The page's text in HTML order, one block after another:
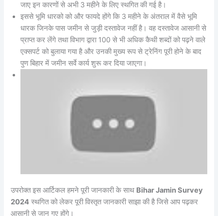
जाए इन कारणों से अभी 3 महीने के लिए स्थगित की गई है।
इससे भूमि धारको को और फायदे होंगे कि 3 महीने के अंतराल में वैसे भूमि
धारक जिनके पास जमीन से जुड़ी दस्तावेज नहीं है। वह दस्तावेज आसानी से
प्राप्त कर लेंगे तथा विभाग द्वारा 100 से भी अधिक कैथी शब्दों को पढ़ने वाले
एक्सपर्ट को बुलाया गया है और उनकी मुख्य रूप से ट्रेनिंग पूरी होने के बाद
पुण बिहार में जमीन सर्वे कार्य शुरू कर दिया जाएगा।
उपरोक्त इस आर्टिकल हमने पूरी जानकारी के साथ Bihar Jamin Survey
2024 स्थगित को लेकर पूरी विस्तृत जानकारी साझा की है जिसे आप पढ़कर
आसानी से जान गए होंगे।